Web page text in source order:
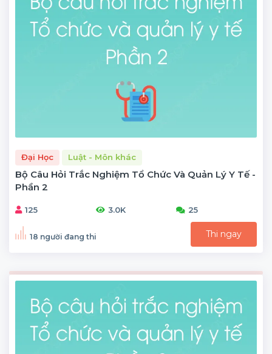
Đại Học Luật - Môn khác
Bộ Câu Hỏi Trắc Nghiệm Tổ Chức Và Quản Lý Y Tế -
Phần 2
125 3.0K 25
18 người đang thi Thi ngay